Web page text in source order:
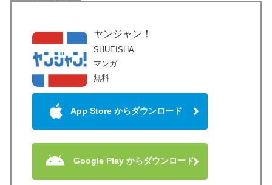
ヤンジャン！
SHUEISHA
マンガ
無料
App Store からダウンロード
Google Play からダウンロード